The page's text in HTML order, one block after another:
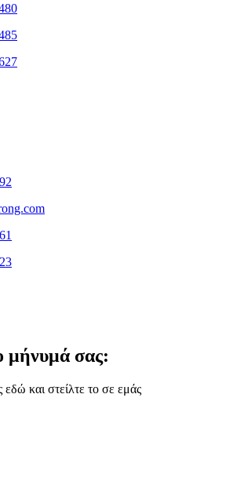
μήνυμά σας:
και στείλτε το σε εμάς